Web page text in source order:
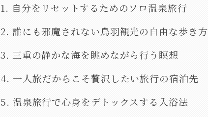
1. 自分をリセットするためのソロ温泉旅行
2. 誰にも邪魔されない鳥羽観光の自由な歩き方
3. 三重の静かな海を眺めながら行う瞑想
4. 一人旅だからこそ贅沢したい旅行の宿泊先
5. 温泉旅行で心身をデトックスする入浴法